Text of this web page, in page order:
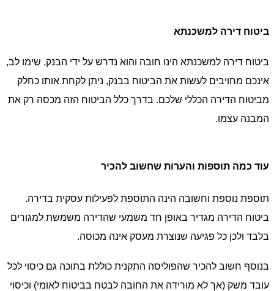
ביטוח דירה למשכנתא
ביטוח דירה למשכנתא הינו חובה והוא נדרש על ידי הבנק. שימו לב,
אינכם מחויבים לעשות את הביטוח בבנק, ניתן לקחת אותו כחלק
מביטוח הדירה הכללי שלכם. בדרך כלל הביטוח הזה מכסה רק את
המבנה עצמו.
עוד כמה תוספות והערות שחשוב להכיר
תוספת נוספת וחשובה הינה התוספת לפעילות עסקית בדירה.
ביטוח הדירה מגדיר באופן חד משמעי שהדירה משמשת למגורים
בלבד ולכן כל פגיעה שנוצרת מעסק אינה מכוסה.
בנוסף חשוב להכיר שהפוליסה התקנית כוללת בתוכה גם כיסוי לכל
עובד משק (אך לא מורידה את החובה לבטח בביטוח לאומי) וכיסוי